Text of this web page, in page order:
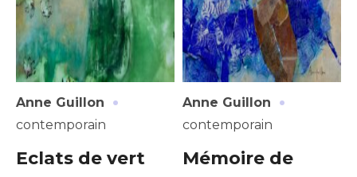
Anne Guillon ·
contemporain
Eclats de vert
Anne Guillon ·
contemporain
Mémoire de